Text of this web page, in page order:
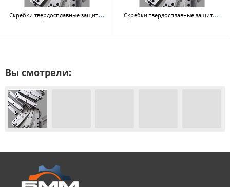
Скр
ебки твердосплавные защитные (ТИП 1) Скр
ебки твердосплавные защитные (ТИП 2)
Вы смотрели: